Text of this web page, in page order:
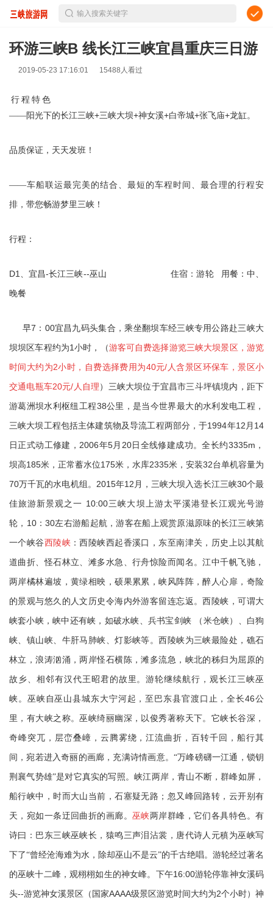
输入搜索关键字
环游三峡B 线长江三峡宜昌重庆三日游
2019-05-23 17:16:01 15488人看过
行 程 特 色
——阳光下的长江三峡+三峡大坝+神女溪+白帝城+张飞庙+龙缸。
品质保证，天天发班！
——车船联运最完美的结合、最短的车程时间、最合理的行程安
排，带您畅游梦里三峡！
行程：
D1 、宜昌-长江三峡--巫山 住宿：游轮 用餐：中、
晚餐
早7 ： 00宜昌九码头集合，乘坐翻坝车经三峡专用公路赴三峡大
坝坝区车程约为1 小时，（游客可自费选择游览三峡大坝景区，游览
时间大约为2小时，自费选择费用为40元/ 人含景区环保车，景区小
交通电瓶车20元/ 人自理 ）三峡大坝位于宜昌市三斗坪镇境内，距下
游葛洲坝水利枢纽工程38公里，是当今世界最大的水利发电工程，
三峡大坝工程包括主体建筑物及导流工程两部分，于1994年12 月 14
日正式动工修建，2006年5月 20日全线修建成功。全长约3335m ，
坝高185米，正常蓄水位175米，水库2335米，安装32台单机容量为
70万千瓦的水电机组。 2015年12 月，三峡大坝入选长江三峡30个最
佳旅游新景观之一 10:00三峡大坝上游太平溪港登长江观光号游
轮， 10：30左右游船起航，游客在船上观赏原滋原味的长江三峡第
一个峡谷西陵峡 ：西陵峡西起香溪口，东至南津关，历史上以其航
道曲折、怪石林立、滩多水急、行舟惊险而闻名。江中千帆飞驰，
两岸橘林遍坡，黄绿相映，硕果累累，峡风阵阵，醉人心扉，奇险
的景观与悠久的人文历史令海内外游客留连忘返。西陵峡，可谓大
峡套小峡，峡中还有峡，如破水峡、兵书宝剑峡 （米仓峡）、白狗
峡、镇山峡、牛肝马肺峡、灯影峡等。西陵峡为三峡最险处，礁石
林立，浪涛汹涌，两岸怪石横陈，滩多流急，峡北的秭归为屈原的
故乡、相邻有汉代王昭君的故里。游轮继续航行，观长江三峡巫
峡。巫峡自巫山县城东大宁河起，至巴东县官渡口止，全长46公
里，有大峡之称。巫峡绮丽幽深，以俊秀著称天下。它峡长谷深，
奇峰突兀，层峦叠嶂，云腾雾绕，江流曲折，百转千回，船行其
间，宛若进入奇丽的画廊，充满诗情画意。“万峰磅礴一江通，锁钥
荆襄气势雄”是对它真实的写照。峡江两岸，青山不断，群峰如屏，
船行峡中，时而大山当前，石塞疑无路；忽又峰回路转，云开别有
天，宛如一条迂回曲折的画廊。 巫峡两岸群峰，它们各具特色。有
诗曰：巴东三峡巫峡长，猿鸣三声泪沾裳，唐代诗人元稹为巫峡写
下了“曾经沧海难为水，除却巫山不是云”的千古绝唱。游轮经过著名
的巫峡十二峰，观栩栩如生的神女峰。下午16:00游轮停靠神女溪码
头--游览神女溪景区（国家AAAA级景区游览时间大约为2个小时）神